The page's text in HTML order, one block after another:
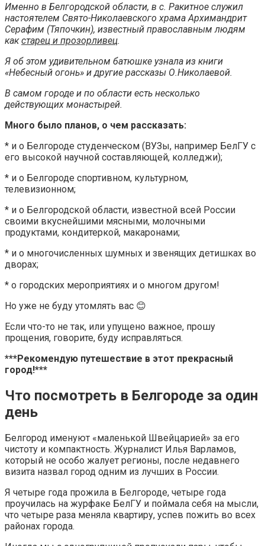
Именно в Белгородской области, в с. Ракитное служил
настоятелем Свято-Николаевского храма Архимандрит
Серафим (Тяпочкин), известный православным людям
какстарец и прозорливец.
Я об этом удивительном батюшке узнала из книги
«Небесный огонь» и другие рассказы О.Николаевой.
В самом городе и по области есть несколько
действующих монастырей.
Много было планов, о чем рассказать:
* и о Белгороде студенческом (ВУЗы, например БелГУ с
его высокой научной составляющей, колледжи);
* и о Белгороде спортивном, культурном,
телевизионном;
* и о Белгородской области, известной всей России
своими вкуснейшими мясными, молочными
продуктами, кондитеркой, макаронами;
* и о многочисленных шумных и звенящих детишках во
дворах;
* о городских мероприятиях и о многом другом!
Но уже не буду утомлять вас 😊
Если что-то не так, или упущено важное, прошу
прощения, говорите, буду исправляться.
***Рекомендую путешествие в этот прекрасный
город!***
Что посмотреть в Белгороде за один
день
Белгород именуют «маленькой Швейцарией» за его
чистоту и компактность. Журналист Илья Варламов,
который не особо жалует регионы, после недавнего
визита назвал город одним из лучших в России.
Я четыре года прожила в Белгороде, четыре года
проучилась на журфаке БелГУ и поймала себя на мысли,
что четыре раза меняла квартиру, успев пожить во всех
районах города.